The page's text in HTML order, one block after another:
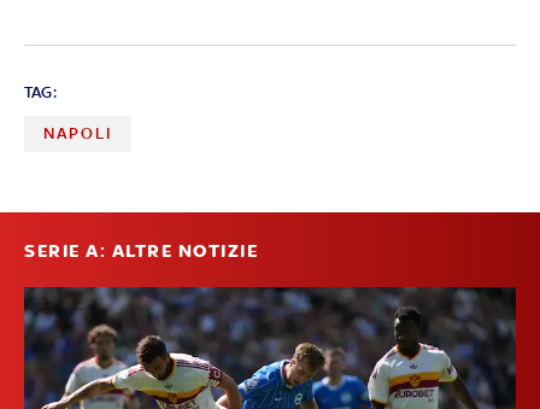
TAG:
NAPOLI
SERIE A: ALTRE NOTIZIE